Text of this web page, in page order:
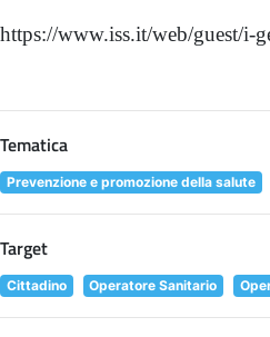
https://www.iss.it/web/guest/i-
Tematica
Prevenzione e promozione della salute
Target
Cittadino Operatore Sanitario